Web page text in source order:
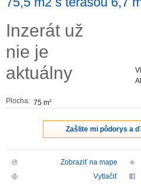
REKLAMA
PARTNERI
OBCHODNÉ PODMIENKY
PRIPOMIENKY
Inzerát už
nie je
aktuálny
Plocha: 75 m2
Zašlite mi pôdorys a
Zobraziť na mape
Vytlačiť